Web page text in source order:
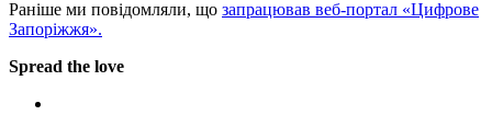
Раніше ми повідомляли, що запрацював веб-портал «Цифрове
Запоріжжя».
Spread the love